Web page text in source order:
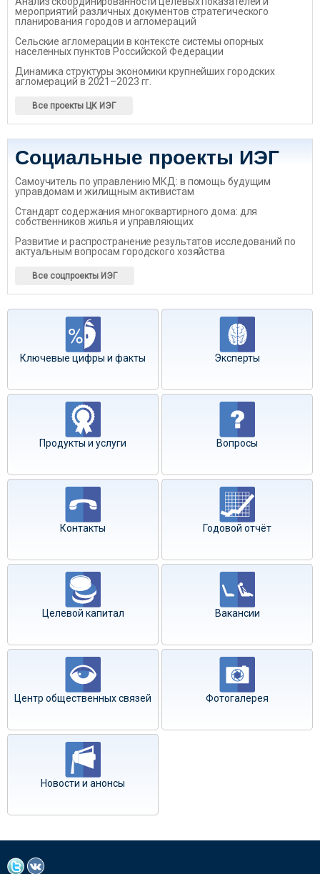
мероприятий различных документов стратегического
планирования городов и агломераций
Сельские агломерации в контексте системы опорных
населенных пунктов Российской Федерации
Динамика структуры экономики крупнейших городских
агломераций в 2021–2023 гг.
Все проекты ЦК ИЭГ
Социальные проекты ИЭГ
Самоучитель по управлению МКД: в помощь будущим
управдомам и жилищным активистам
Стандарт содержания многоквартирного дома: для
собственников жилья и управляющих
Развитие и распространение результатов исследований по
актуальным вопросам городского хозяйства
Все соцпроекты ИЭГ
Ключевые цифры и факты Эксперты
Продукты и услуги Вопросы
Контакты Годовой отчёт
Целевой капитал Вакансии
Центр общественных связей Фотогалерея
Новости и анонсы